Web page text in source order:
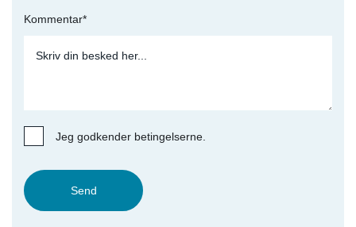
Kommentar*
Jeg godkender betingelserne.
Send